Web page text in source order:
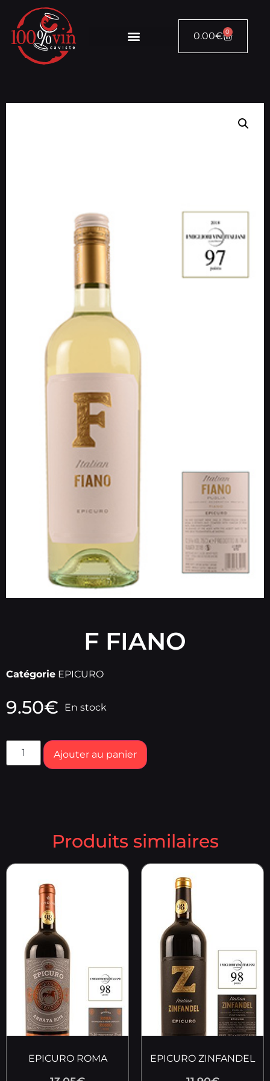
0.00€ 0
F FIANO
Catégorie EPICURO
9.50€ En stock
Ajouter au panier
Produits similaires
EPICURO ROMA EPICURO ZINFANDEL